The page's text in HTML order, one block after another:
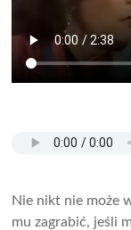
Nie nikt nie może
mu zagrabić, jeśli